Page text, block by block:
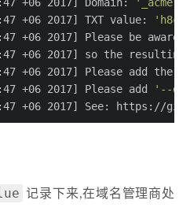
+06 2017] TXT value:
+06 2017] Please be aware
+06 2017] so the resulting
+06 2017] Please add the
+06 2017] Please add
'--
+06 2017] See: https://
记录下来,在域名管理商处